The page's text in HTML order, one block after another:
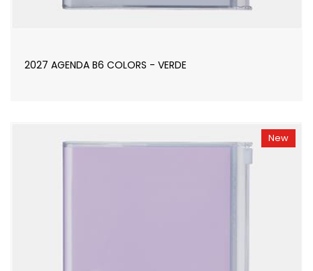
2027 AGENDA B6 COLORS - VERDE
New